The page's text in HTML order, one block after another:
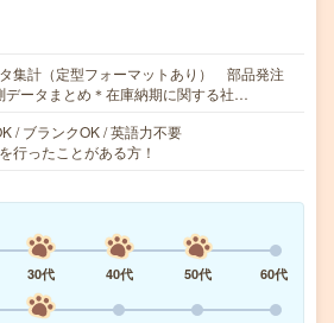
集計（定型フォーマットあり） 部品発注
データまとめ＊在庫納期に関する社…
/ ブランクOK / 英語力不要
行ったことがある方！
30代 40代 50代
60代